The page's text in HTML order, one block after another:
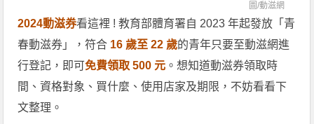
圖/動滋網
2024動滋券看這裡 ! 教育部體育署自 2023 年起發放「青
春動滋券」，符合 16 歲至 22 歲的青年只要至動滋網進
行登記，即可免費領取 500 元 。想知道動滋券領取時
間、資格對象、買什麼、使用店家及期限，不妨看看下
文整理。